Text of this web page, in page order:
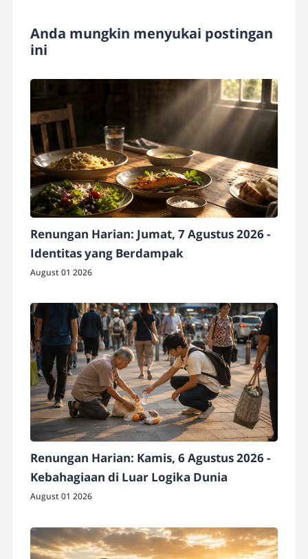
Anda mungkin menyukai postingan
ini
Renungan Harian: Jumat, 7 Agustus 2026 -
Identitas yang Berdampak
August 01 2026
Renungan Harian: Kamis, 6 Agustus 2026 -
Kebahagiaan di Luar Logika Dunia
August 01 2026